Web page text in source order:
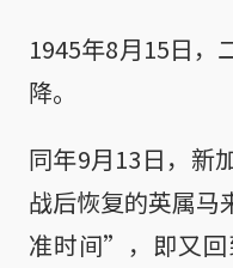
1945年8月15日，
降。
同年9月13日，新
战后恢复的英属
准时间”，即又回